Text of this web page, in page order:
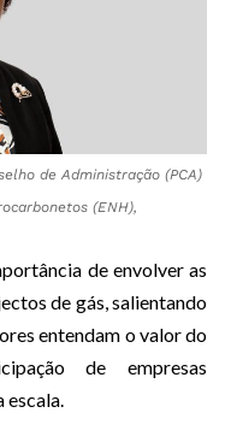
de Administração (PCA)
(ENH),
de envolver as
de gás, salientando
entendam o valor do
de empresas
escala.